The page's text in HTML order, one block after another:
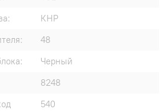
КНР
48
Черный
8248
540